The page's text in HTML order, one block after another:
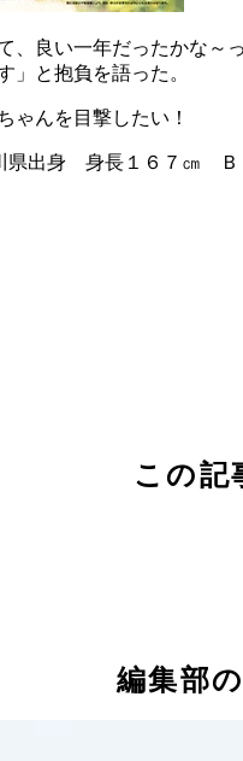
良い一年だったかな
」と抱負を語った。
ゃんを目撃したい！
川県出身 身長１６７
この記
編集部